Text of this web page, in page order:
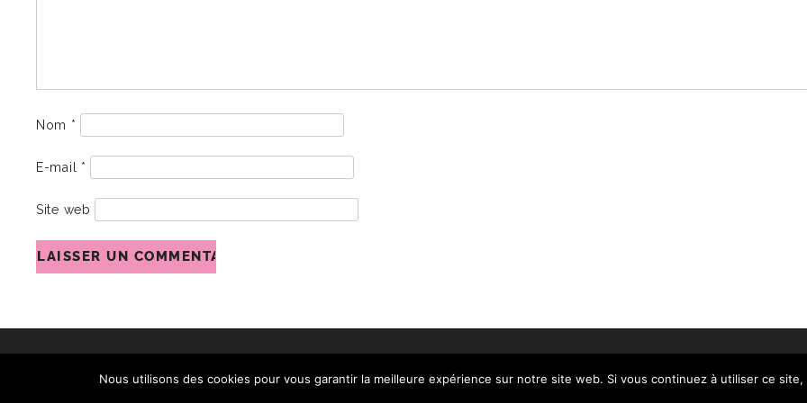
Nom *
E-mail *
Site web
Nous utilisons des cookies pour vous garantir la meilleure expérience sur notre site web. Si vous continuez à utiliser ce